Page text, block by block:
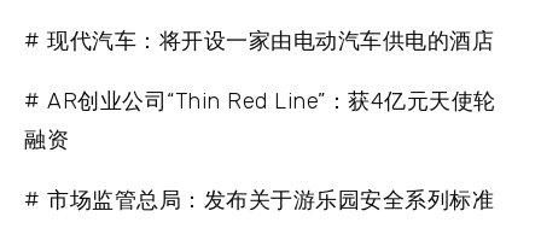
# 现代汽车：将开设一家由电动汽车供电的酒店
# AR创业公司“Thin Red Line”：获4亿元天使轮
融资
# 市场监管总局：发布关于游乐园安全系列标准